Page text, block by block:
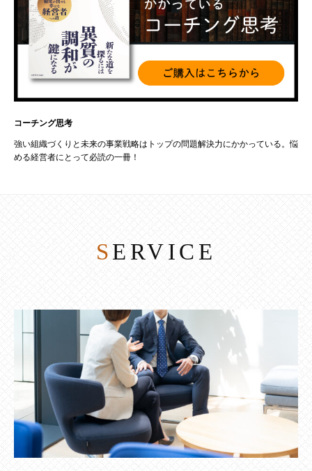
コーチング思考
強い組織づくりと未来の事業戦略はトップの問題解決力にかかっている。悩
める経営者にとって必読の一冊！
SERVICE